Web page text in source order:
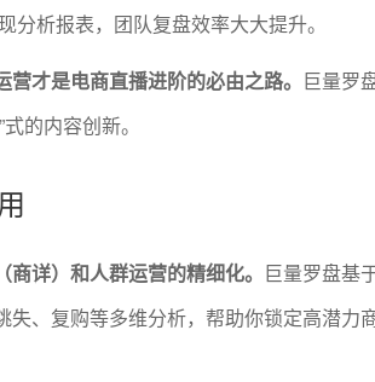
析报表，团队复盘效率大大提升。
才是电商直播进阶的必由之路。 巨量罗
的内容创新。
详）和人群运营的精细化。 巨量罗盘基
、复购等多维分析，帮助你锁定高潜力